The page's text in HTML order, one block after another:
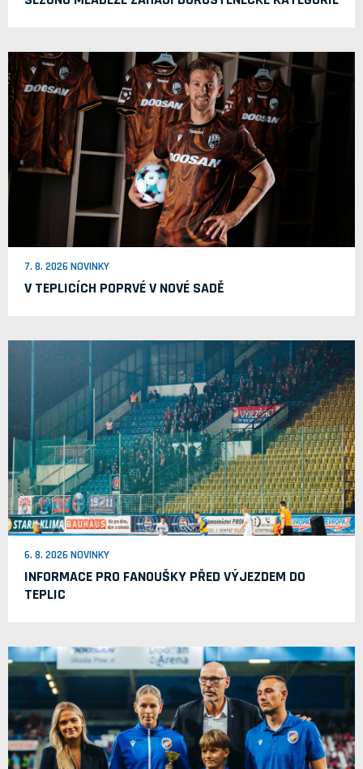
7. 8. 2026 NOVINKY
V TEPLICÍCH POPRVÉ V NOVÉ SADĚ
6. 8. 2026 NOVINKY
INFORMACE PRO FANOUŠKY PŘED VÝJEZDEM DO
TEPLIC